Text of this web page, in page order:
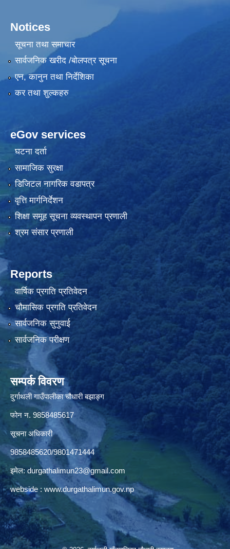
Notices
सूचना तथा समाचार
सार्वजनिक खरीद /बोलपत्र सूचना
एन, कानुन तथा निर्देशिका
कर तथा शुल्कहरु
eGov services
घटना दर्ता
सामाजिक सुरक्षा
डिजिटल नागरिक वडापत्र
वृत्ति मार्गनिर्देशन
शिक्षा समूह सूचना व्यवस्थापन प्रणाली
श्रम संसार प्रणाली
Reports
वार्षिक प्रगति प्रतिवेदन
चौमासिक प्रगति प्रतिवेदन
सार्वजनिक सुनुवाई
सार्वजनिक परीक्षण
सम्पर्क विवरण
दुर्गाथली गाउँपालीका चौधारी बझाङ्ग
फोन न.‌ 9858485617
सूचना अधिकारी
9858485620/9801471444
इमेल: durgathalimun23@gmail.com
webside : www.durgathalimun.gov.np